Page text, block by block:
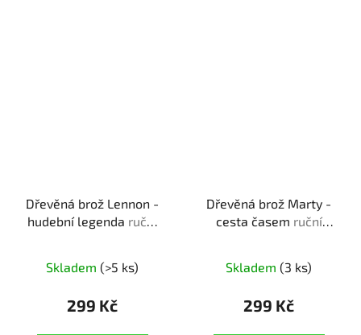
Dřevěná brož Lennon -
hudební legenda ruční
lepší svět
Skladem (>5 ks)
299 Kč
Dřevěná brož Marty -
cesta časem ruční
Skladem (3 ks)
299 Kč